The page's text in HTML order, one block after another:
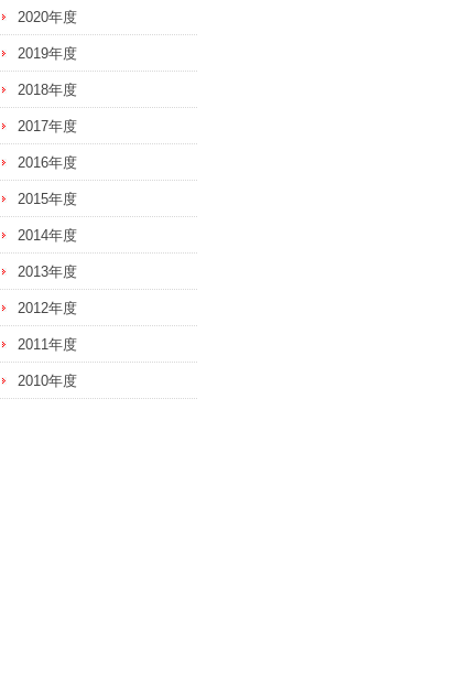
2020年度
2019年度
2018年度
2017年度
2016年度
2015年度
2014年度
2013年度
2012年度
2011年度
2010年度